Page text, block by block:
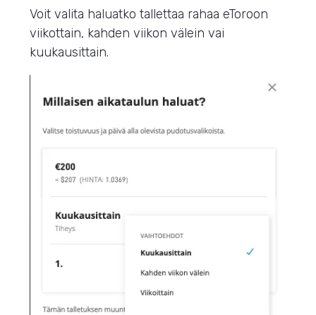
Voit valita haluatko tallettaa rahaa eToroon
viikottain, kahden viikon välein vai
kuukausittain.